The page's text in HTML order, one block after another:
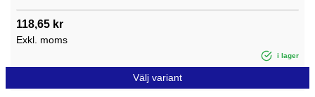
118,65 kr
Exkl. moms
i lager
Välj variant